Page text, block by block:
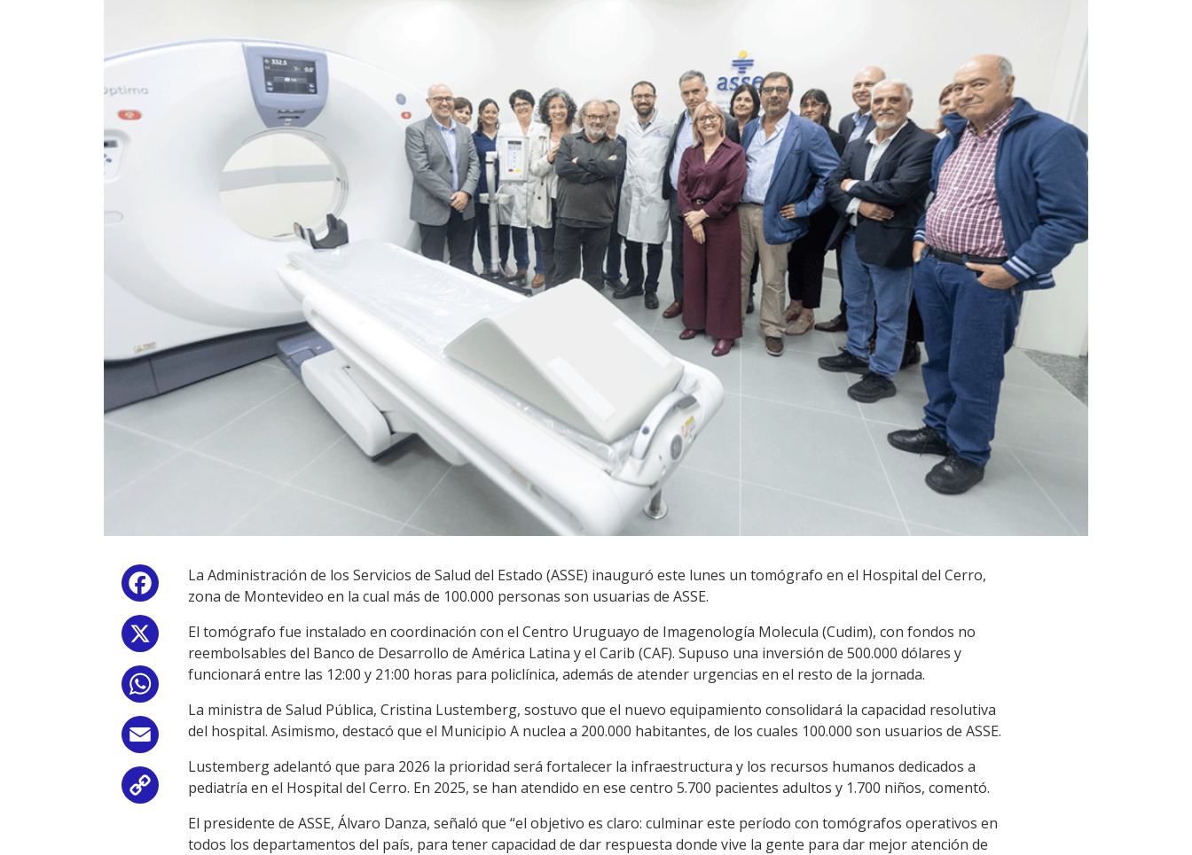
Facebook
Email
Copy
Link
La Administración de los Servicios de Salud del Estado (ASSE) inauguró este lunes un tomógrafo en el Hospital del Cerro,
zona de Montevideo en la cual más de 100.000 personas son usuarias de ASSE.
El tomógrafo fue instalado en coordinación con el Centro Uruguayo de Imagenología Molecula (Cudim), con fondos no
reembolsables del Banco de Desarrollo de América Latina y el Carib (CAF). Supuso una inversión de 500.000 dólares y
funcionará entre las 12:00 y 21:00 horas para policlínica, además de atender urgencias en el resto de la jornada.
La ministra de Salud Pública, Cristina Lustemberg, sostuvo que el nuevo equipamiento consolidará la capacidad resolutiva
del hospital. Asimismo, destacó que el Municipio A nuclea a 200.000 habitantes, de los cuales 100.000 son usuarios de ASSE.
Lustemberg adelantó que para 2026 la prioridad será fortalecer la infraestructura y los recursos humanos dedicados a
pediatría en el Hospital del Cerro. En 2025, se han atendido en ese centro 5.700 pacientes adultos y 1.700 niños, comentó.
El presidente de ASSE, Álvaro Danza, señaló que “el objetivo es claro: culminar este período con tomógrafos operativos en
todos los departamentos del país, para tener capacidad de dar respuesta donde vive la gente para dar mejor atención de